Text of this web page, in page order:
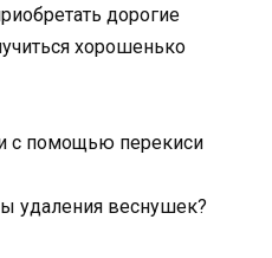
дорогие
хорошенько
удаления веснушек?